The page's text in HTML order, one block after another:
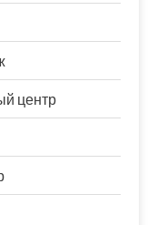
центр